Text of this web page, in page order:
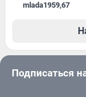
mlada1959,67
Подписаться